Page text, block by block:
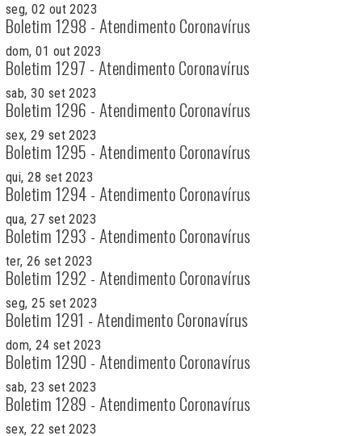
seg, 02 out 2023
Boletim 1298 - Atendimento Coronavírus
dom, 01 out 2023
Boletim 1297 - Atendimento Coronavírus
sab, 30 set 2023
Boletim 1296 - Atendimento Coronavírus
sex, 29 set 2023
Boletim 1295 - Atendimento Coronavírus
qui, 28 set 2023
Boletim 1294 - Atendimento Coronavírus
qua, 27 set 2023
Boletim 1293 - Atendimento Coronavírus
ter, 26 set 2023
Boletim 1292 - Atendimento Coronavírus
seg, 25 set 2023
Boletim 1291 - Atendimento Coronavírus
dom, 24 set 2023
Boletim 1290 - Atendimento Coronavírus
sab, 23 set 2023
Boletim 1289 - Atendimento Coronavírus
sex, 22 set 2023